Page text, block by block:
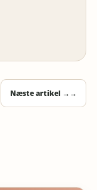
Næste artikel → →